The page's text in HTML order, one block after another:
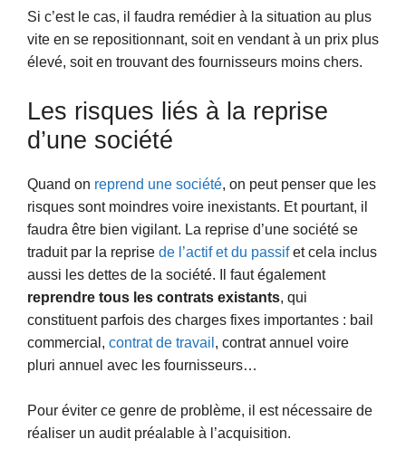
Si c’est le cas, il faudra remédier à la situation au plus
vite en se repositionnant, soit en vendant à un prix plus
élevé, soit en trouvant des fournisseurs moins chers.
Les risques liés à la reprise
d’une société
Quand on reprend une société, on peut penser que les
risques sont moindres voire inexistants. Et pourtant, il
faudra être bien vigilant. La reprise d’une société se
traduit par la reprise de l’actif et du passifet cela inclus
aussi les dettes de la société. Il faut également
reprendre tous les contrats existants, qui
constituent parfois des charges fixes importantes : bail
commercial, contrat de travail , contrat annuel voire
pluri annuel avec les fournisseurs…
Pour éviter ce genre de problème, il est nécessaire de
réaliser un audit préalable à l’acquisition.